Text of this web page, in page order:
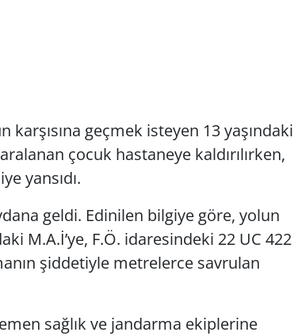
karşısına geçmek isteyen 13 yaşındaki
çocuk hastaneye kaldırılırken,
yansıdı.
geldi. Edinilen bilgiye göre, yolun
M.A.İ’ye, F.Ö. idaresindeki 22 UC 422
şiddetiyle metrelerce savrulan
sağlık ve jandarma ekiplerine